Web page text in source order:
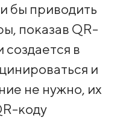
бы приводить
показав QR-
создается в
и
не нужно, их
коду